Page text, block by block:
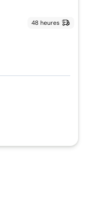
48 heures